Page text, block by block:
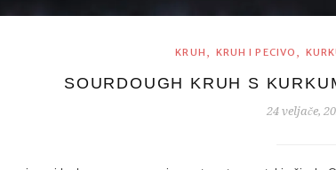
KRUH , KRUH I PECIVO ,
SOURDOUGH KRUH S
24 veljače,